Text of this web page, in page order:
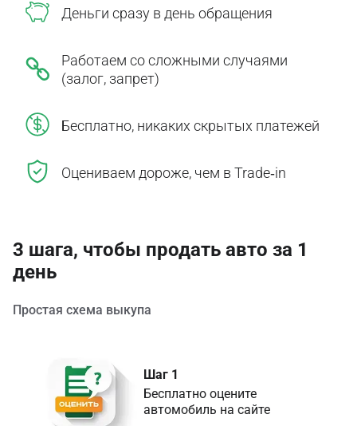
Деньги сразу в день обращения
Работаем со сложными случаями
(залог, запрет)
Бесплатно, никаких скрытых платежей
Оцениваем дороже, чем в Trade‑in
3 шага, чтобы продать авто за 1
день
Простая схема выкупа
Шаг 1
Бесплатно оцените